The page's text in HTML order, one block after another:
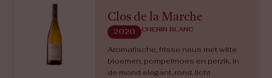
Clos de la Marche
2020 CHENIN BLANC
Aromatische, frisse neus met witte
bloemen, pompelmoes en perzik. In
de mond elegant, rond, licht